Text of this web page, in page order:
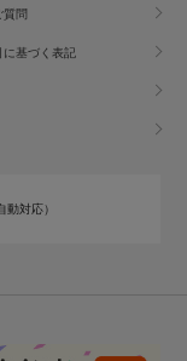
質問
に基づく表記
動対応）